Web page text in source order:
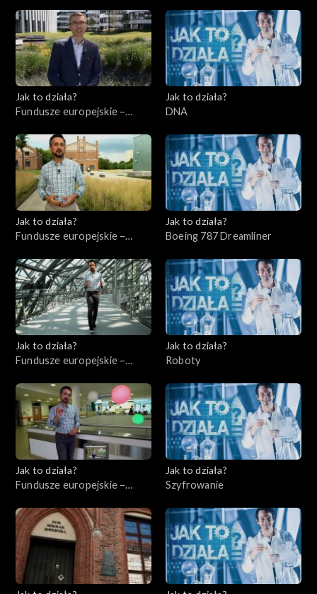
Jak to działa?
Fundusze europejskie –
Jak to działa?
DNA
Jak to działa?
Fundusze europejskie –
Jak to działa?
Boeing 787 Dreamliner
Jak to działa?
Fundusze europejskie –
Jak to działa?
Roboty
Jak to działa?
Fundusze europejskie –
Jak to działa?
Szyfrowanie